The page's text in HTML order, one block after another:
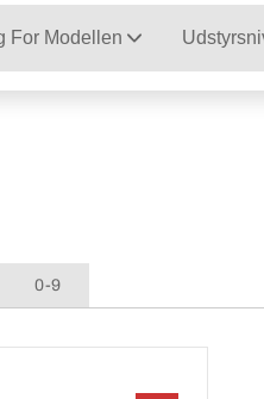
For Modellen
0-9